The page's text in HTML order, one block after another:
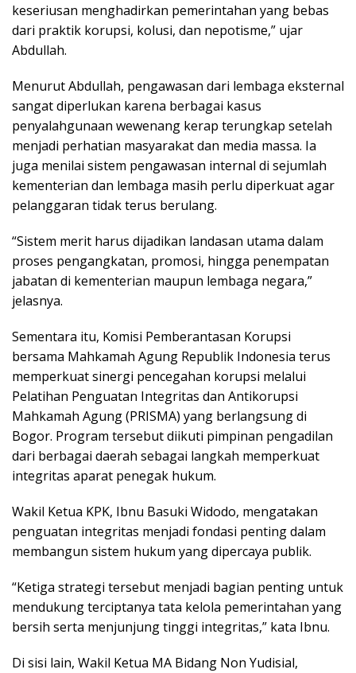
keseriusan menghadirkan pemerintahan yang bebas
dari praktik korupsi, kolusi, dan nepotisme,” ujar
Abdullah.
Menurut Abdullah, pengawasan dari lembaga eksternal
sangat diperlukan karena berbagai kasus
penyalahgunaan wewenang kerap terungkap setelah
menjadi perhatian masyarakat dan media massa. Ia
juga menilai sistem pengawasan internal di sejumlah
kementerian dan lembaga masih perlu diperkuat agar
pelanggaran tidak terus berulang.
“Sistem merit harus dijadikan landasan utama dalam
proses pengangkatan, promosi, hingga penempatan
jabatan di kementerian maupun lembaga negara,”
jelasnya.
Sementara itu, Komisi Pemberantasan Korupsi
bersama Mahkamah Agung Republik Indonesia terus
memperkuat sinergi pencegahan korupsi melalui
Pelatihan Penguatan Integritas dan Antikorupsi
Mahkamah Agung (PRISMA) yang berlangsung di
Bogor. Program tersebut diikuti pimpinan pengadilan
dari berbagai daerah sebagai langkah memperkuat
integritas aparat penegak hukum.
Wakil Ketua KPK, Ibnu Basuki Widodo, mengatakan
penguatan integritas menjadi fondasi penting dalam
membangun sistem hukum yang dipercaya publik.
“Ketiga strategi tersebut menjadi bagian penting untuk
mendukung terciptanya tata kelola pemerintahan yang
bersih serta menjunjung tinggi integritas,” kata Ibnu.
Di sisi lain, Wakil Ketua MA Bidang Non Yudisial,